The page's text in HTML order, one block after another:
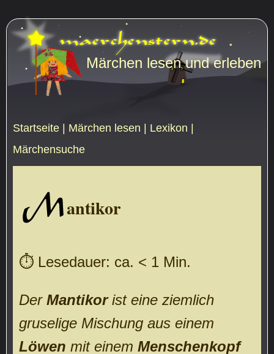
Startseite | Märchen lesen | Lexikon |
Märchensuche
Märchen lesen und erleben
M
antikor
⏱ Lesedauer: ca. < 1 Min.
DerMantikorist eine ziemlich
gruselige Mischung aus einem
Löwen mit einemMenschenkopf